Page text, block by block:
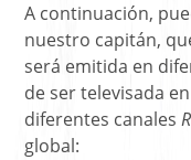
A continuación,
nuestro capitán,
será emitida en
de ser televisada
diferentes canales
global: